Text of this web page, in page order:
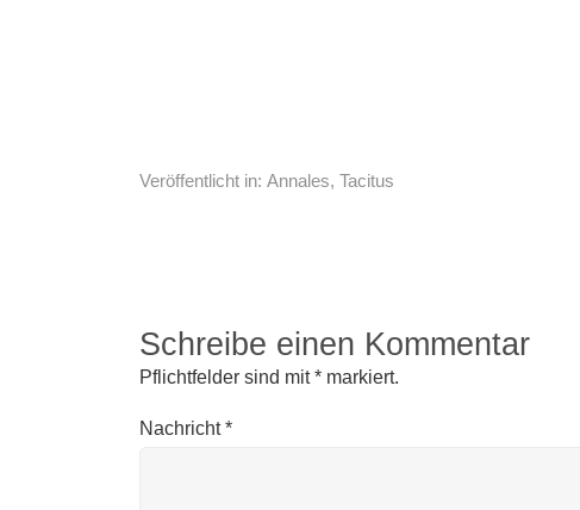
Veröffentlicht in: Annales, Tacitus
Schreibe einen Kommentar
Pflichtfelder sind mit* markiert.
Nachricht*